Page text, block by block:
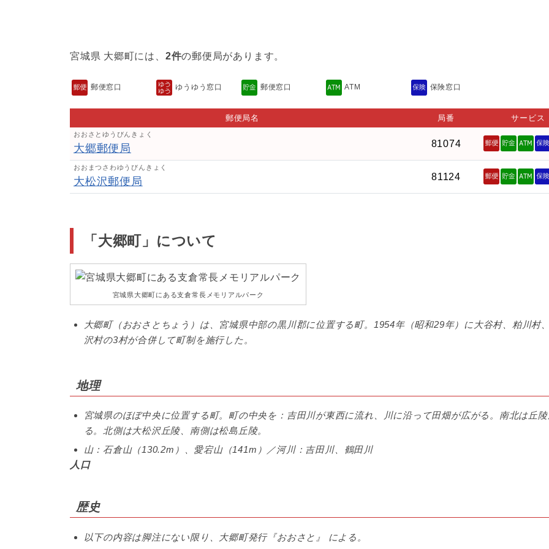
宮城県 大郷町には、 2件の郵便局があります。
郵便窓口 ゆうゆう窓口 郵便窓口 ATM 保険窓口
郵便局名 局番 サービス
おおさとゆうびんきょく
大郷郵便局 81074
おおまつさわゆうびんきょく
大松沢郵便局 81124
「大郷町」について
宮城県大郷町にある支倉常長メモリアルパーク
大郷町（おおさとちょう）は、宮城県中部の黒川郡に位置する町。1954年（昭和29年）に大谷村、粕川村
沢村の3村が合併して町制を施行した。
地理
宮城県のほぼ中央に位置する町。町の中央を：吉田川が東西に流れ、川に沿って田畑が広がる。南北は丘
る。北側は大松沢丘陵、南側は松島丘陵。
山：石倉山（130.2m）、愛宕山（141m）／河川：吉田川、鶴田川
人口
歴史
以下の内容は脚注にない限り、大郷町発行『おおさと』 による。